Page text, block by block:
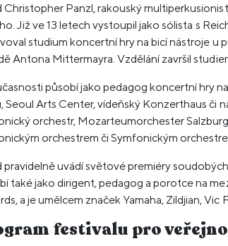
Christopher Panzl, rakouský
Již ve 13 letech vystoupil jako sólista s
studium koncertní hry na bicí nástroje u
Antona Mittermayra. Vzdělání završil
působí jako pedagog koncertní hry
Seoul Arts Center, vídeňský Konzerthaus či
orchestr, Mozarteumorchester
orchestrem či Symfonickým
pravidelně uvádí světové premiéry
také jako dirigent, pedagog a porotce na
a je umělcem značek Yamaha, Zildjian, Vic
festivalu pro